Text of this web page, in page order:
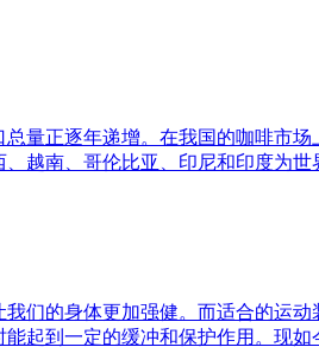
量正逐年递增。在我国的咖啡市
越南、哥伦比亚、印尼和印度为
们的身体更加强健。而适合的运
起到一定的缓冲和保护作用。现